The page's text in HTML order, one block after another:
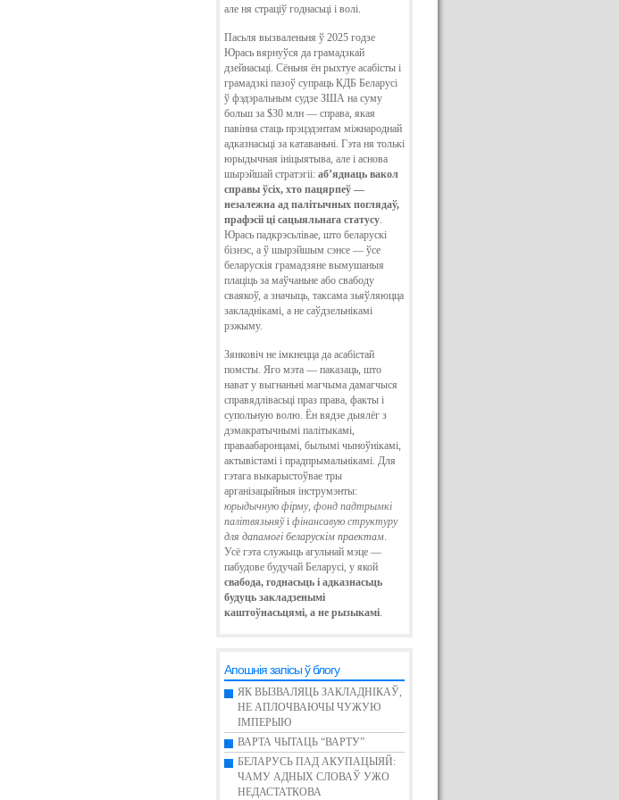
але ня страціў годнасьці і волі.
Пасьля вызваленьня ў 2025 годзе
Юрась вярнуўся да грамадзкай
дзейнасьці. Сёньня ён рыхтуе асабісты і
грамадзкі пазоў супраць КДБ Беларусі
ў фэдэральным судзе ЗША на суму
больш за $30 млн — справа, якая
павінна стаць прэцэдэнтам міжнароднай
адказнасьці за катаваньні. Гэта ня толькі
юрыдычная ініцыятыва, але і аснова
шырэйшай стратэгіі: аб’яднаць вакол
справы ўсіх, хто пацярпеў —
незалежна ад палітычных поглядаў,
прафэсіі ці сацыяльнага статусу.
Юрась падкрэсьлівае, што беларускі
бізнэс, а ў шырэйшым сэнсе — ўсе
беларускія грамадзяне вымушаныя
плаціць за маўчаньне або свабоду
сваякоў, а значыць, таксама зьяўляюцца
закладнікамі, а не саўдзельнікамі
рэжыму.
Зянковіч не імкнецца да асабістай
помсты. Яго мэта — паказаць, што
нават у выгнаньні магчыма дамагчыся
справядлівасьці праз права, факты і
супольную волю. Ён вядзе дыялёг з
дэмакратычнымі палітыкамі,
праваабаронцамі, былымі чыноўнікамі,
актывістамі і прадпрымальнікамі. Для
гэтага выкарыстоўвае тры
арганізацыйныя інструмэнты:
юрыдычную фірму, фонд падтрымкі
палітвязьняўі фінансавую структуру
для дапамогі беларускім праектам.
Усё гэта служыць агульнай мэце —
пабудове будучай Беларусі, у якой
свабода, годнасьць і адказнасьць
будуць закладзенымі
каштоўнасьцямі, а не рызыкамі.
Апошнія запісы ў блогу
ЯК ВЫЗВАЛЯЦЬ ЗАКЛАДНІКАЎ,
НЕ АПЛОЧВАЮЧЫ ЧУЖУЮ
ІМПЕРЫЮ
ВАРТА ЧЫТАЦЬ “ВАРТУ”
БЕЛАРУСЬ ПАД АКУПАЦЫЯЙ:
ЧАМУ АДНЫХ СЛОВАЎ УЖО
НЕДАСТАТКОВА